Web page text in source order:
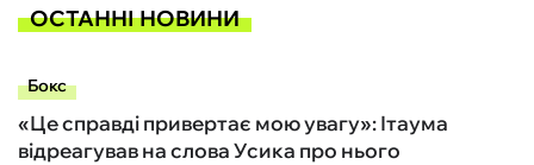
ОСТАННІ НОВИНИ
Бокс
«Це справді привертає мою увагу»: Ітаума
відреагував на слова Усика про нього